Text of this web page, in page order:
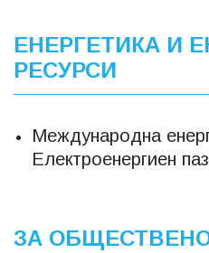
ЕНЕРГЕТИКА И
РЕСУРСИ
Международна
Електроенергиен
ЗА